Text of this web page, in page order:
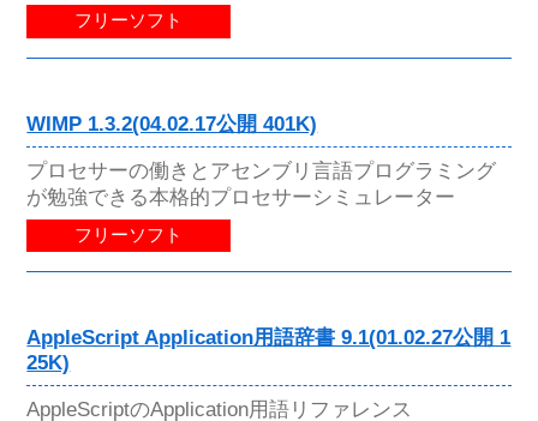
フリーソフト
WIMP 1.3.2(04.02.17公開 401K)
プロセサーの働きとアセンブリ言語プログラミング
が勉強できる本格的プロセサーシミュレーター
フリーソフト
AppleScript Application用語辞書 9.1(01.02.27公開 1
25K)
AppleScriptのApplication用語リファレンス